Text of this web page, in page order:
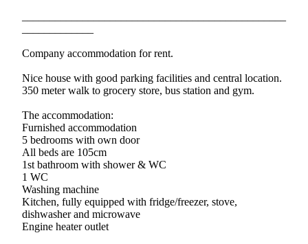
Company accommodation for rent.
Nice house with good parking facilities and central location.
350 meter walk to grocery store, bus station and gym.
The accommodation:
Furnished accommodation
5 bedrooms with own door
All beds are 105cm
1st bathroom with shower & WC
1 WC
Washing machine
Kitchen, fully equipped with fridge/freezer, stove,
dishwasher and microwave
Engine heater outlet